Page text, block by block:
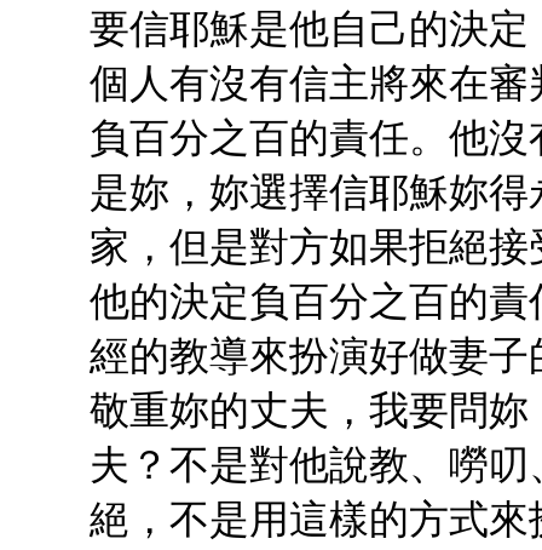
要信耶穌是他自己的決
個人有沒有信主將來在
負百分之百的責任。他
是妳，妳選擇信耶穌妳
家，但是對方如果拒絕
他的決定負百分之百的
經的教導來扮演好做妻
敬重妳的丈夫，我要問
夫？不是對他說教、嘮
絕，不是用這樣的方式